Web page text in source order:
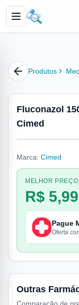
Produtos
Fluconazol
Cimed
Marca: Cimed
MELHOR PREÇO
R$ 5,99
Pague
Oferta
Outras